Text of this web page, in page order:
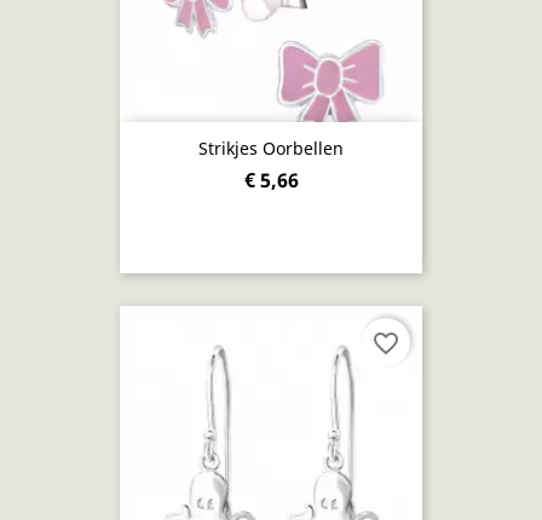
Strikjes Oorbellen
€ 5,66
favorite_border